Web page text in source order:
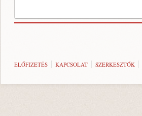
ELŐFIZETÉS KAPCSOLAT SZERKESZTŐK